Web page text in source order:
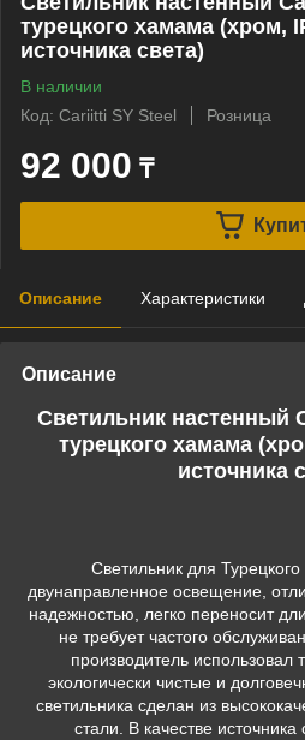
турецкого хамама (хром,
источника света)
В наличии
Код: Cariitti SY Steel
Розница
92 000 ₸
Описание Характеристики
Описание
Светильник настенный
турецкого хамама
источника
Светильник для
двунаправленное освещение,
надежностью, легко переносит
не требует частого
производитель использовал
экологически чистые и
светильника сделан из
стали. В качестве источника